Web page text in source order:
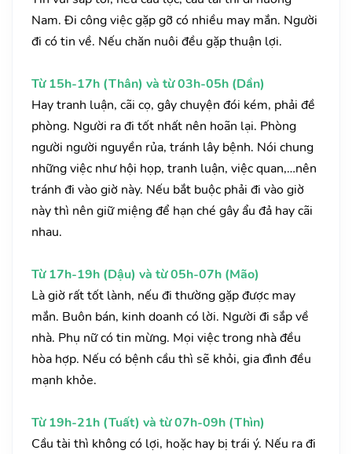
Nam. Đi công việc gặp gỡ có nhiều may mắn. Người
đi có tin về. Nếu chăn nuôi đều gặp thuận lợi.
Từ 15h-17h (Thân) và từ 03h-05h (Dần)
Hay tranh luận, cãi cọ, gây chuyện đói kém, phải đề
phòng. Người ra đi tốt nhất nên hoãn lại. Phòng
người người nguyền rủa, tránh lây bệnh. Nói chung
những việc như hội họp, tranh luận, việc quan,…nên
tránh đi vào giờ này. Nếu bắt buộc phải đi vào giờ
này thì nên giữ miệng để hạn ché gây ẩu đả hay cãi
nhau.
Từ 17h-19h (Dậu) và từ 05h-07h (Mão)
Là giờ rất tốt lành, nếu đi thường gặp được may
mắn. Buôn bán, kinh doanh có lời. Người đi sắp về
nhà. Phụ nữ có tin mừng. Mọi việc trong nhà đều
hòa hợp. Nếu có bệnh cầu thì sẽ khỏi, gia đình đều
mạnh khỏe.
Từ 19h-21h (Tuất) và từ 07h-09h (Thìn)
Cầu tài thì không có lợi, hoặc hay bị trái ý. Nếu ra đi